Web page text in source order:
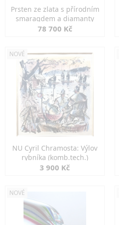
Prsten ze zlata s přírodním
smaragdem a diamanty
78 700 Kč
NOVÉ
NU Cyril Chramosta: Výlov
rybníka (komb.tech.)
3 900 Kč
NOVÉ